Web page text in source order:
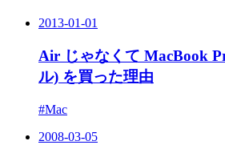
2013-01-01
Air じゃなくて MacBook
ル) を買った理由
#Mac
2008-03-05